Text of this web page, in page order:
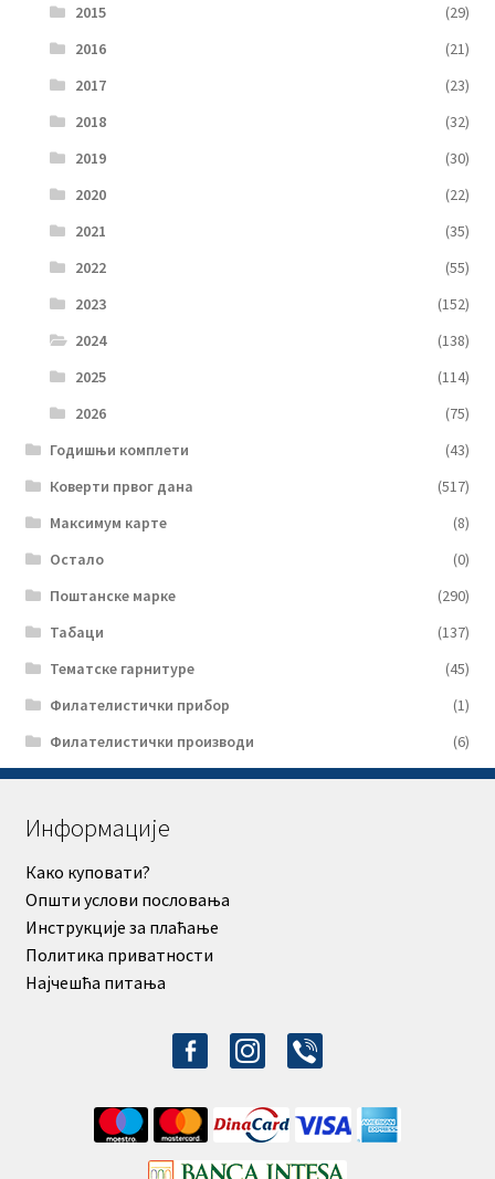
2015
(29)
2016
(21)
2017
(23)
2018
(32)
2019
(30)
2020
(22)
2021
(35)
2022
(55)
2023
(152)
2024
(138)
2025
(114)
2026
(75)
Годишњи комплети
(43)
Коверти првог дана
(517)
Максимум карте
(8)
Остало
(0)
Поштанске марке
(290)
Табаци
(137)
Тематске гарнитуре
(45)
Филателистички прибор
(1)
Филателистички производи
(6)
Информације
Како куповати?
Општи услови пословања
Инструкције за плаћање
Политика приватности
Најчешћа питања
facebook-
alt
instagram
viber